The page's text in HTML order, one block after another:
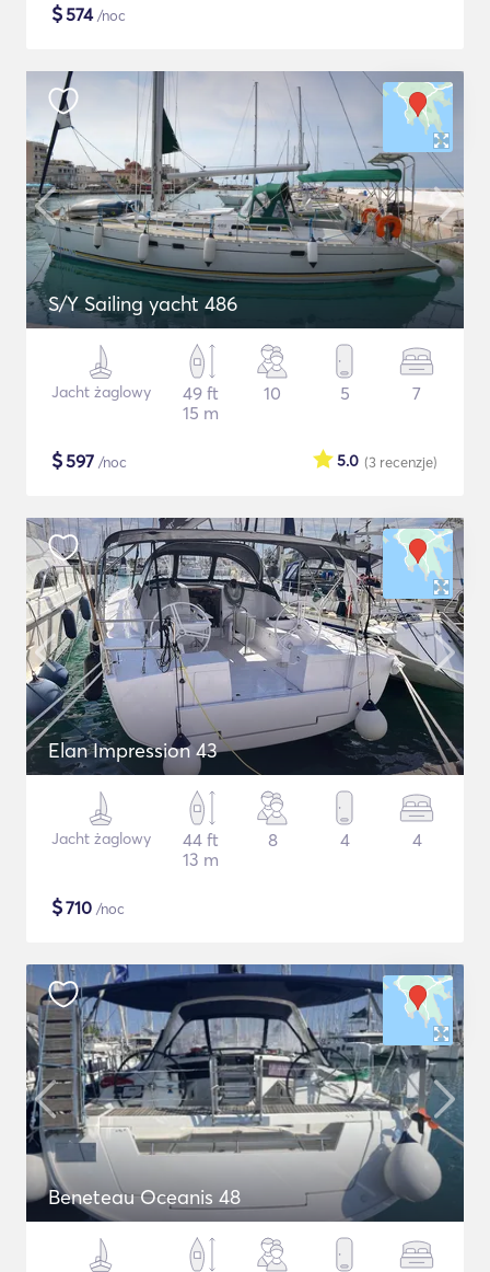
$574/noc
S/Y Sailing yacht 486
Jacht żaglowy
49 ft
15 m
10 5 7
$597 /noc (3 recenzje)
5.0
Elan Impression 43
Jacht żaglowy
44 ft
13 m
8 4 4
$710 /noc
Beneteau Oceanis 48